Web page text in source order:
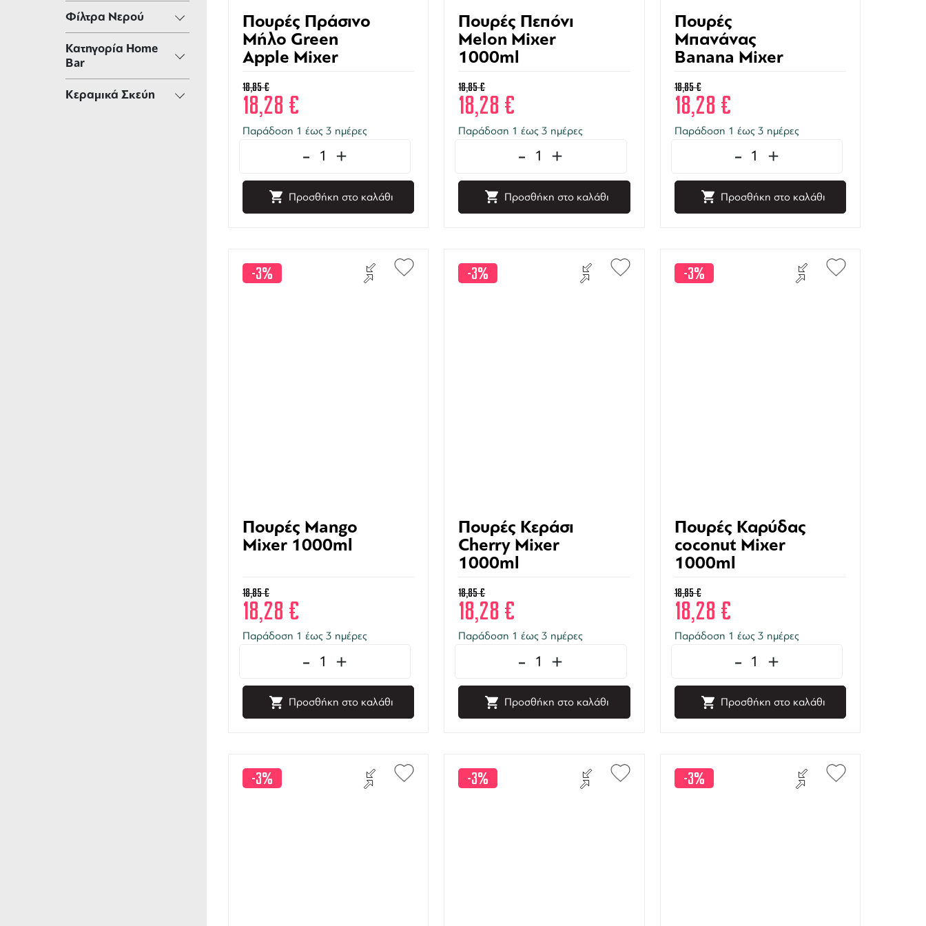
Φίλτρα Νερού
Κατηγορία Home
Bar
Κεραμικά Σκεύη
Πουρές Πράσινο
Μήλο Green
Apple Mixer
18,85€
18,28 €
Παράδοση 1 έως 3 ημέρες
- +
Προσθήκη στο καλάθι
Πουρές Πεπόνι
Melon Mixer
1000ml
18,85€
18,28 €
Παράδοση 1 έως 3 ημέρες
- +
Προσθήκη στο καλάθι
Πουρές
Μπανάνας
Banana Mixer
18,85€
18,28 €
Παράδοση 1 έως 3 ημέρες
- +
Προσθήκη στο καλάθι
-3%
Πουρές Mango
Mixer 1000ml
18,85€
18,28 €
Παράδοση 1 έως 3 ημέρες
- +
Προσθήκη στο καλάθι
-3%
Πουρές Κεράσι
Cherry Mixer
1000ml
18,85€
18,28 €
Παράδοση 1 έως 3 ημέρες
- +
Προσθήκη στο καλάθι
-3%
Πουρές Καρύδας
coconut Mixer
1000ml
18,85€
18,28 €
Παράδοση 1 έως 3 ημέρες
- +
Προσθήκη στο καλάθι
-3% -3% -3%